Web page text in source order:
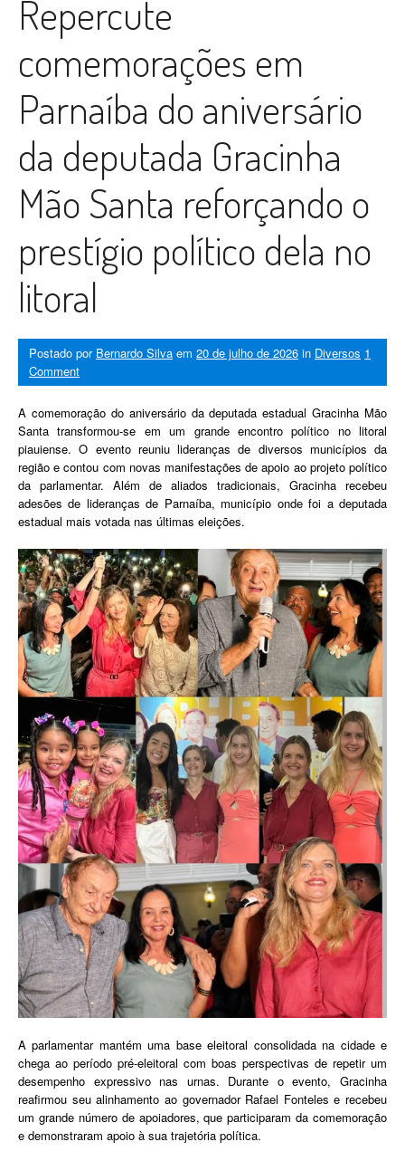
Repercute
comemorações em
Parnaíba do aniversário
da deputada Gracinha
Mão Santa reforçando o
prestígio político dela no
litoral
Postado por Bernardo Silva em 20 de julho de 2026 in Diversos 1
Comment
A comemoração do aniversário da deputada estadual Gracinha Mão
Santa transformou-se em um grande encontro político no litoral
piauiense. O evento reuniu lideranças de diversos municípios da
região e contou com novas manifestações de apoio ao projeto político
da parlamentar. Além de aliados tradicionais, Gracinha recebeu
adesões de lideranças de Parnaíba, município onde foi a deputada
estadual mais votada nas últimas eleições.
A parlamentar mantém uma base eleitoral consolidada na cidade e
chega ao período pré-eleitoral com boas perspectivas de repetir um
desempenho expressivo nas urnas. Durante o evento, Gracinha
reafirmou seu alinhamento ao governador Rafael Fonteles e recebeu
um grande número de apoiadores, que participaram da comemoração
e demonstraram apoio à sua trajetória política.